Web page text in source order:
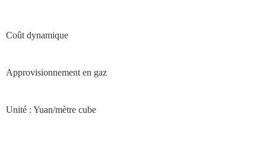
Coût dynamique
Approvisionnement en gaz
Unité : Yuan/mètre cube